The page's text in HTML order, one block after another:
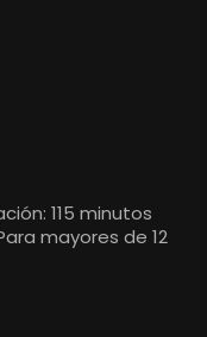
115 minutos
mayores de 12